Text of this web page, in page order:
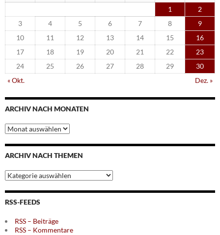
1
2
3
4 5 6 7 8
9
10
11 12 13 14 15
16
17
18 19 20 21 22
23
24
25 26 27 28 29
30
« Okt.
Dez. »
ARCHIV NACH MONATEN
Archiv
nach
Monaten
ARCHIV NACH THEMEN
Archiv
nach
Themen
RSS-FEEDS
RSS – Beiträge
RSS – Kommentare